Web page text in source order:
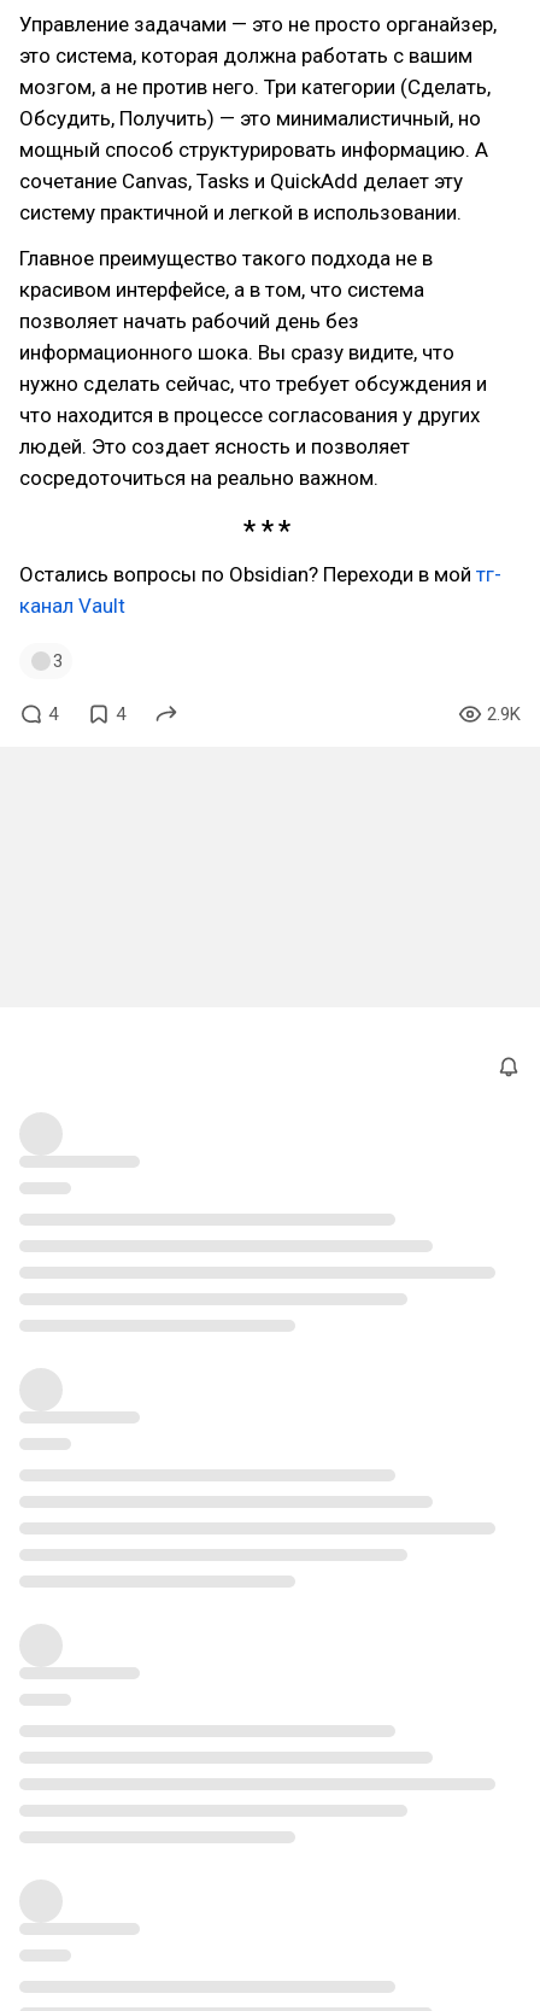
Управление задачами — это не просто органайзер,
это система, которая должна работать с вашим
мозгом, а не против него. Три категории (Сделать,
Обсудить, Получить) — это минималистичный, но
мощный способ структурировать информацию. А
сочетание Canvas, Tasks и QuickAdd делает эту
систему практичной и легкой в использовании.
Главное преимущество такого подхода не в
красивом интерфейсе, а в том, что система
позволяет начать рабочий день без
информационного шока. Вы сразу видите, что
нужно сделать сейчас, что требует обсуждения и
что находится в процессе согласования у других
людей. Это создает ясность и позволяет
сосредоточиться на реально важном.
Остались вопросы по Obsidian? Переходи в мой тг-
канал Vault
3
4 4 2.9K